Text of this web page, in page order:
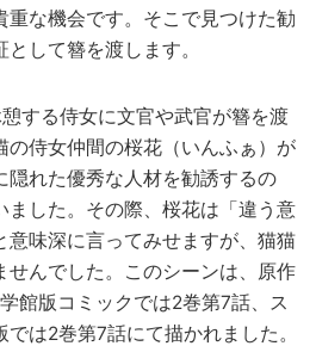
重な機会です。そこで見つけた勧
して簪を渡します。
する侍女に文官や武官が簪を渡
の侍女仲間の桜花（いんふぁ）が
隠れた優秀な人材を勧誘するの
ました。その際、桜花は「違う意
意味深に言ってみせますが、猫猫
せんでした。このシーンは、原作
館版コミックでは2巻第7話、ス
は2巻第7話にて描かれました。